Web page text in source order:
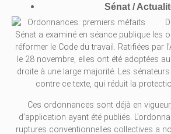
Sénat /
Sénat a examiné en séance publique les
réformer le Code du travail. Ratifiées par
le 28 novembre, elles ont été adoptées
droite à une large majorité. Les
contre ce texte, qui réduit la
Ces ordonnances sont déjà en
d’application ayant été publiés.
ruptures conventionnelles collectives a